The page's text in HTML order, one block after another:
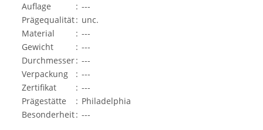
Auflage
: ---
Prägequalität: unc.
Material
: ---
Gewicht
: ---
Durchmesser: ---
Verpackung
: ---
Zertifikat
: ---
Prägestätte
: Philadelphia
Besonderheit: ---